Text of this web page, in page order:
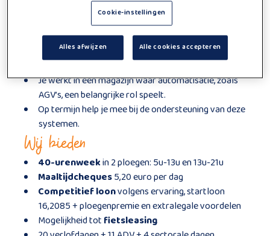
locatie met een elektrische transpallet.
Je werkt zelfstandig je taken af binnen de
vooropgestelde tijd.
Je laadt ook manueel vrachtwagens, waarbij je
Je werkt in een magazijn waar automatisatie, zoals
AGV’s, een belangrijke rol speelt.
Op termijn help je mee bij de ondersteuning van deze
systemen.
Wij bieden
40-urenweekin 2 ploegen: 5u-13u en 13u-21u
Maaltijdcheques5,20 euro per dag
Competitief loonvolgens ervaring, startloon
16,2085 + ploegenpremie en extralegale voordelen
Mogelijkheid tot fietsleasing
Cookie-instellingen
Alles afwijzen Alle cookies accepteren